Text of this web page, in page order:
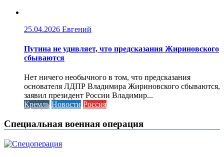
25.04.2026 Евгений
Путина не удивляет, что предсказания Жириновского
сбываются
Нет ничего необычного в том, что предсказания
основателя ЛДПР Владимира Жириновского сбываются,
заявил президент России Владимир...
Кремль Новости Россия
Специальная военная операция